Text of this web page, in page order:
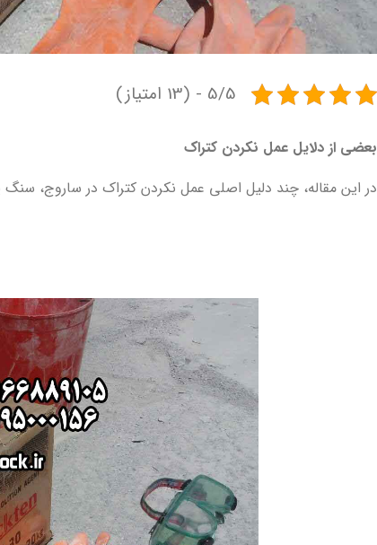
5/5 - (13 امتیاز)
بعضی از دلایل عمل نکردن کتراک
در این مقاله، چند دلیل اصلی عمل نکردن کتراک در ساروج،